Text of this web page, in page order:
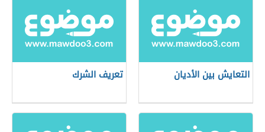
التعايش بين الأديان تعريف الشرك